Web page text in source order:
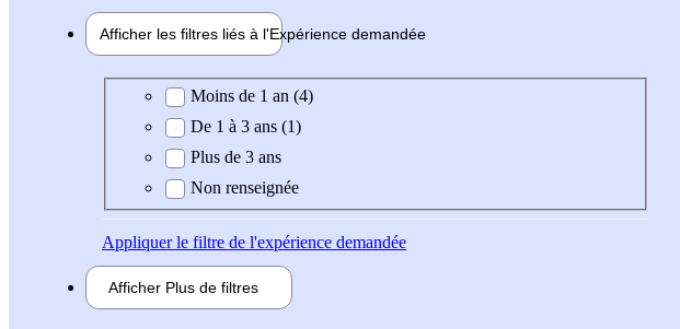
Afficher les filtres liés à l'Expérience demandée
Expérience demandée
Moins de 1 an (4)
De 1 à 3 ans (1)
Plus de 3 ans
Non renseignée
Appliquerle filtre de l'expérience demandée
Afficher Plus de filtres